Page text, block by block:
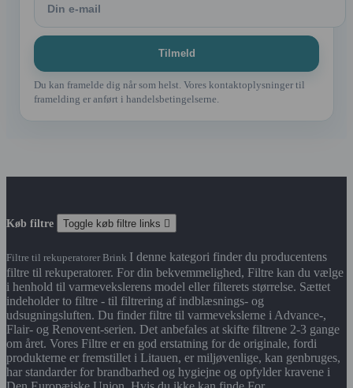
Du kan framelde dig når som helst. Vores kontaktoplysninger til
framelding er anført i handelsbetingelserne.
Køb filtre Toggle køb filtre links 
Filtre til rekuperatorer Brink I denne kategori finder du producentens
filtre til rekuperatorer. For din bekvemmelighed, Filtre kan du vælge
i henhold til varmevekslerens model eller filterets størrelse. Sættet
indeholder to filtre - til filtrering af indblæsnings- og
udsugningsluften. Du finder filtre til varmevekslerne i Advance-,
Flair- og Renovent-serien. Det anbefales at skifte filtrene 2-3 gange
om året. Vores Filtre er en god erstatning for de originale, fordi
produkterne er fremstillet i Litauen, er miljøvenlige, kan genbruges,
har standarder for brandbarhed og hygiejne og opfylder kravene i